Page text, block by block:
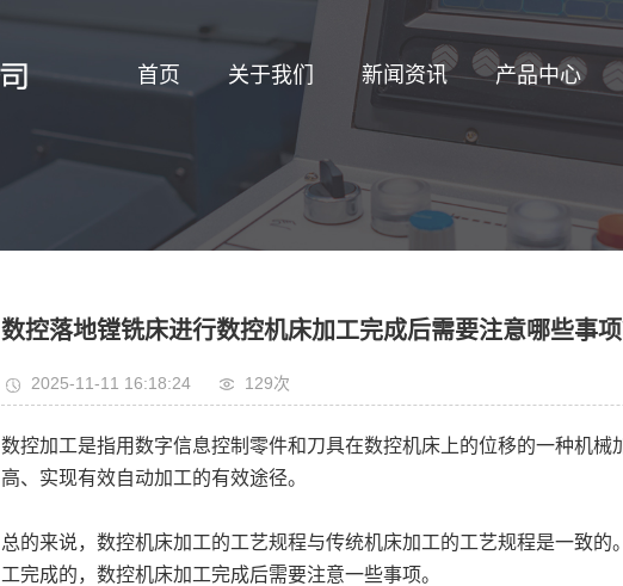
首页 关于我们 新闻资讯 产品中心
数控落地镗铣床进行数控机床加工完成后需要注意哪些事项
2025-11-11 16:18:24 129次
数控加工是指用数字信息控制零件和刀具在数控机床上的位移的一种机
高、实现有效自动加工的有效途径。
总的来说，数控机床加工的工艺规程与传统机床加工的工艺规程是一致
工完成的，数控机床加工完成后需要注意一些事项。